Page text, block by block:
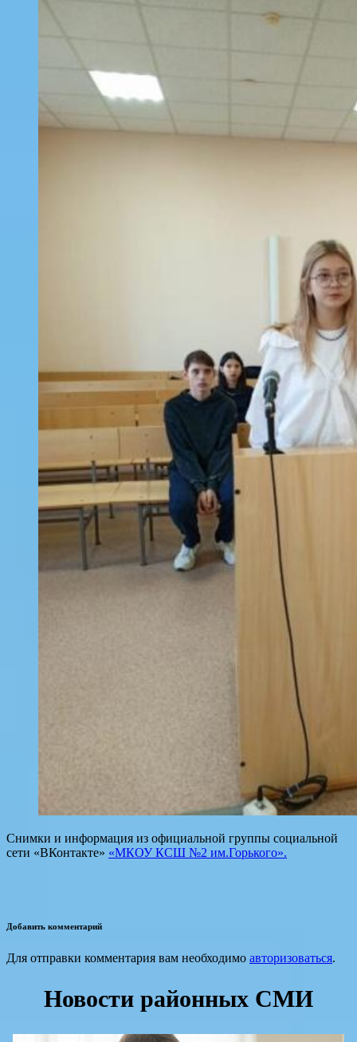
Снимки и информация из официальной группы социальной
сети «ВКонтакте» «МКОУ КСШ №2 им.Горького».
Добавить комментарий
Для отправки комментария вам необходимо авторизоваться.